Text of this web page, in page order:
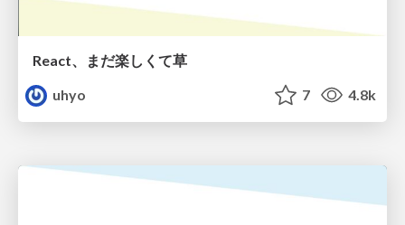
React、まだ楽しくて草
uhyo
7 4.8k